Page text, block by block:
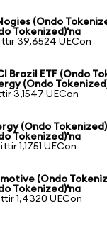
(Ondo
Tokenized)'na
39,6524 UECon
Brazil ETF (Ondo
(Ondo
3,1547 UECon
(Ondo
Tokenized)'na
1,1751 UECon
(Ondo
Tokenized)'na
1,4320 UECon